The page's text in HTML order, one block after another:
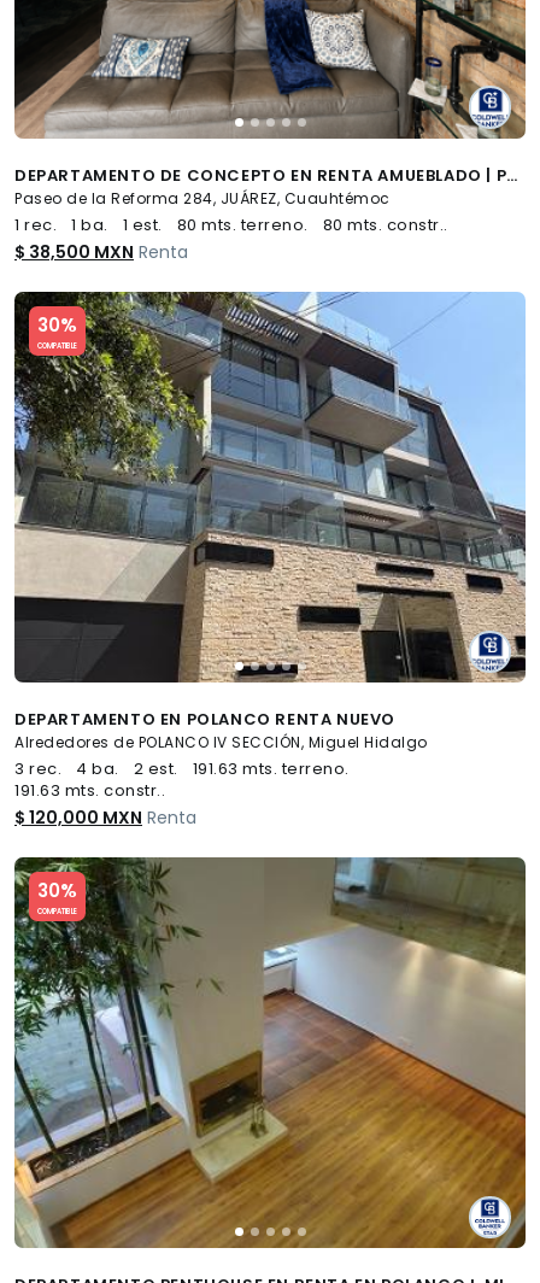
DEPARTAMENTO DE CONCEPTO EN RENTA AMUEBLADO | PASEO DE LA REFORMA CDMX
Paseo de la Reforma 284, JUÁREZ, Cuauhtémoc
1 rec. 1 ba. 1 est. 80 mts. terreno. 80 mts. constr..
$ 38,500 MXN Renta
30%
COMPATIBLE
Slide 1 of 5
DEPARTAMENTO EN POLANCO RENTA NUEVO
Alrededores de POLANCO IV SECCIÓN, Miguel Hidalgo
3 rec. 4 ba. 2 est.
191.63 mts. terreno.
191.63 mts. constr..
$ 120,000 MXN Renta
30%
COMPATIBLE
Slide 1 of 5